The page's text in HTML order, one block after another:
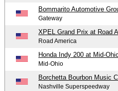
Bommarito Automotive
Gateway
XPEL Grand Prix at Road
Road America
Honda Indy 200 at Mid-
Mid-Ohio
Borchetta Bourbon Music
Nashville Superspeedway